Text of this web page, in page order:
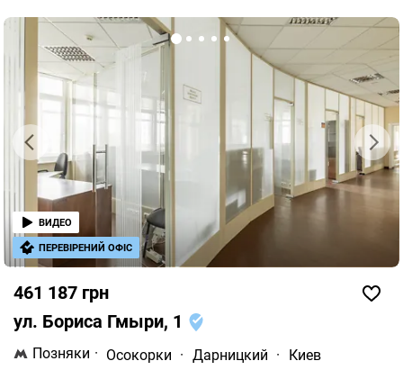
461 187 грн
ул. Бориса Гмыри, 1
Позняки · Осокорки · Дарницкий ·
Киев
ВИДЕО
ПЕРЕВІРЕНИЙ ОФІС